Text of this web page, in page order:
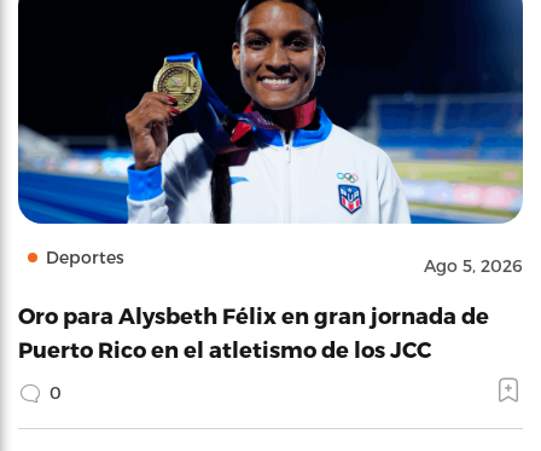
Deportes Ago 5, 2026
Oro para Alysbeth Félix en gran jornada de
Puerto Rico en el atletismo de los JCC
0